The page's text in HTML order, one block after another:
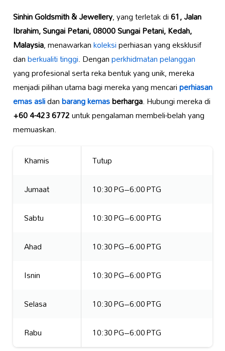
Sinhin Goldsmith & Jewellery, yang terletak di61, Jalan
Ibrahim, Sungai Petani, 08000 Sungai Petani, Kedah,
Malaysia, menawarkankoleksiperhiasan yang eksklusif
danberkualiti tinggi. Denganperkhidmatan pelanggan
yang profesional serta reka bentuk yang unik, mereka
menjadi pilihan utama bagi mereka yang mencariperhiasan
emas aslidanbarang kemasberharga. Hubungi mereka di
+60 4-423 6772untuk pengalaman membeli-belah yang
memuaskan.
Khamis
Tutup
Jumaat
10:30 PG–6:00 PTG
Sabtu
10:30 PG–6:00 PTG
Ahad
10:30 PG–6:00 PTG
Isnin
10:30 PG–6:00 PTG
Selasa
10:30 PG–6:00 PTG
Rabu
10:30 PG–6:00 PTG